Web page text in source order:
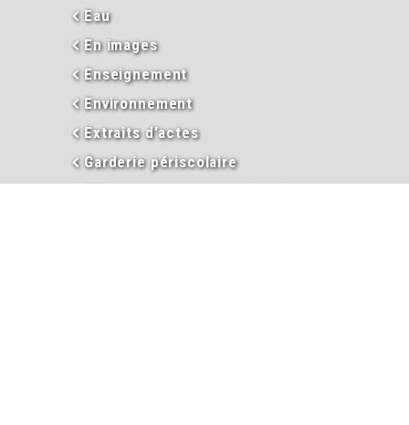
Eau
En images
Enseignement
Environnement
Extraits d’actes
Garderie périscolaire